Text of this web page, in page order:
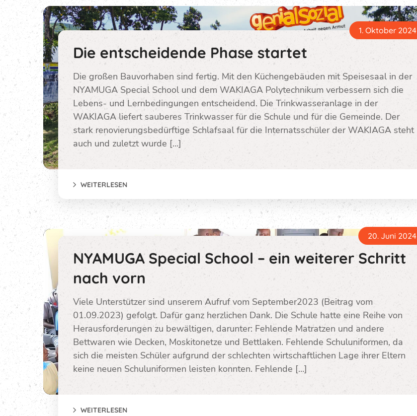
1. Oktober 2024
Die entscheidende Phase startet
Die großen Bauvorhaben sind fertig. Mit den Küchengebäuden mit Speisesaal in der
NYAMUGA Special School und dem WAKIAGA Polytechnikum verbessern sich die
Lebens- und Lernbedingungen entscheidend. Die Trinkwasseranlage in der
WAKIAGA liefert sauberes Trinkwasser für die Schule und für die Gemeinde. Der
stark renovierungsbedürftige Schlafsaal für die Internatsschüler der WAKIAGA steht
auch und zuletzt wurde […]
WEITERLESEN
20. Juni 2024
NYAMUGA Special School – ein weiterer Schritt
nach vorn
Viele Unterstützer sind unserem Aufruf vom September2023 (Beitrag vom
01.09.2023) gefolgt. Dafür ganz herzlichen Dank. Die Schule hatte eine Reihe von
Herausforderungen zu bewältigen, darunter: Fehlende Matratzen und andere
Bettwaren wie Decken, Moskitonetze und Bettlaken. Fehlende Schuluniformen, da
sich die meisten Schüler aufgrund der schlechten wirtschaftlichen Lage ihrer Eltern
keine neuen Schuluniformen leisten konnten. Fehlende […]
WEITERLESEN